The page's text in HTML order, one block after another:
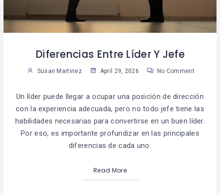
Diferencias Entre Líder Y Jefe
Susan Martinez April 29, 2026 No Comment
Un líder puede llegar a ocupar una posición de dirección
con la experiencia adecuada, pero no todo jefe tiene las
habilidades necesarias para convertirse en un buen líder.
Por eso, es importante profundizar en las principales
diferencias de cada uno.
Read More